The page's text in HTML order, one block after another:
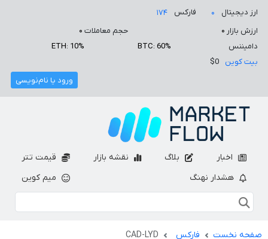
ارز دیجیتال ۰ فارکس
۱۷۴
ارزش بازار ۰ حجم معاملات ۰
دامیننس
BTC: 60%
ETH: 10%
بیت کوین
$0
ورود یا نام‌نویسی
اخبار بلاگ نقشه بازار
قیمت تتر
هشدار نهنگ
میم کوین
صفحه نخست فارکس CAD-LYD